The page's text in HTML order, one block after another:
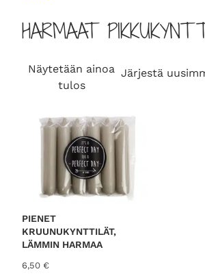
HARMAAT
Näytetään ainoa
tulos
PIENET
KRUUNUKYNTTILÄT,
LÄMMIN HARMAA
6,50 €